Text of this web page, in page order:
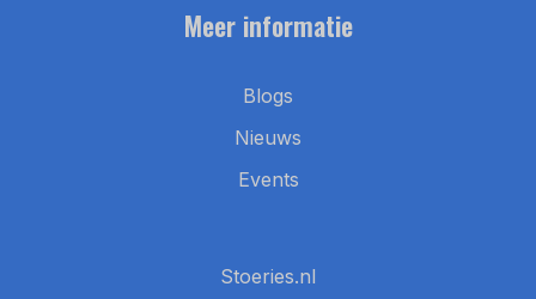
Meer informatie
Blogs
Nieuws
Events
Stoeries.nl